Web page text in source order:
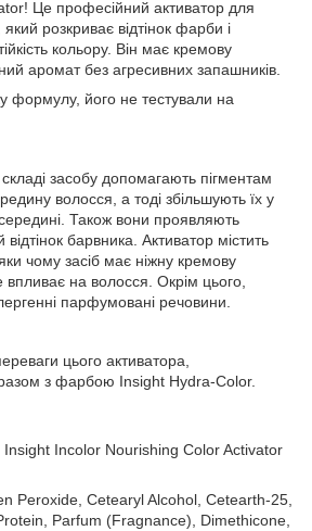
Це професійний активатор для
розкриває відтінок фарби і
кольору. Він має кремову
аромат без агресивних запашників.
формулу, його не тестували на
засобу допомагають пігментам
волосся, а тоді збільшують їх у
Також вони проявляють
відтінок барвника. Активатор містить
чому засіб має ніжну кремову
впливає на волосся. Окрім цього,
парфумовані речовини.
цього активатора,
з фарбою Insight Hydra-Color.
Incolor Nourishing Color Activator
Peroxide, Cetearyl Alcohol, Cetearth-25,
Parfum (Fragnance), Dimethicone,